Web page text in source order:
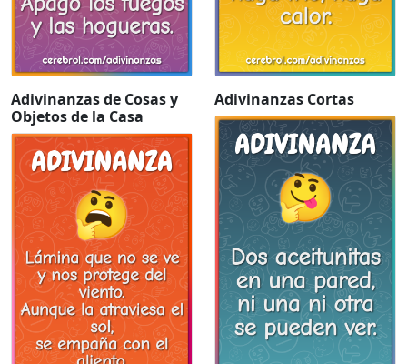
Adivinanzas de Cosas y
Objetos de la Casa
Adivinanzas Cortas